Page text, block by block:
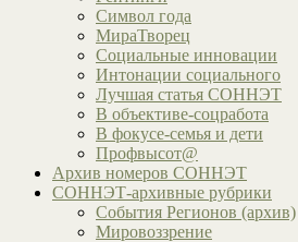
Символ года
МираТворец
Социальные инновации
Интонации социального
Лучшая статья СОННЭТ
В объективе-соцработа
В фокусе-семья и дети
Профвысот@
Архив номеров СОННЭТ
СОННЭТ-архивные рубрики
События Регионов (архив)
Мировоззрение